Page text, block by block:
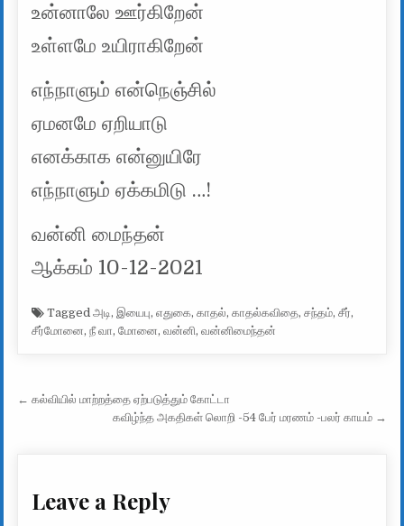
உன்னாலே ஊர்கிறேன்
உள்ளமே உயிராகிறேன்
எந்நாளும் என்நெஞ்சில்
ஏமனமே ஏறியாடு
எனக்காக என்னுயிரே
எந்நாளும் ஏக்கமிடு …!
வன்னி மைந்தன்
ஆக்கம் 10-12-2021
Taggedஅடி,இயைபு,எதுகை,காதல்,காதல்கவிதை,சந்தம்,சீர்,
சீர்மோனை,நீ வா,மோனை,வன்னி,வன்னிமைந்தன்
Post navigation
← கல்வியில் மாற்றத்தை ஏற்படுத்தும் கோட்டா
கவிழ்ந்த அகதிகள் லொறி -54 பேர் மரணம் -பலர் காயம் →
Leave a Reply